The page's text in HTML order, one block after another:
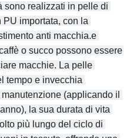
sono realizzati in pelle di
importata, con la
anti macchia.e
o succo possono essere
macchie. La pelle
tempo e invecchia
(applicando il
la sua durata di vita
più lungo del ciclo di